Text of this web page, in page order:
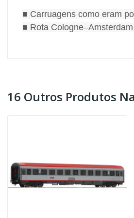
■ Carruagens como eram
■ Rota
16 Outros Produtos